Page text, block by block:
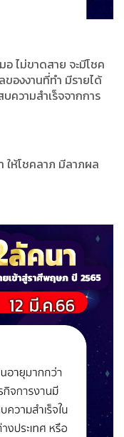
อ ไม่ขาดสาย จะมีโชค
ของงานที่ทำ มีรายได้
ความสำเร็จจากการ
ให้โชคลาภ มีลาภผล